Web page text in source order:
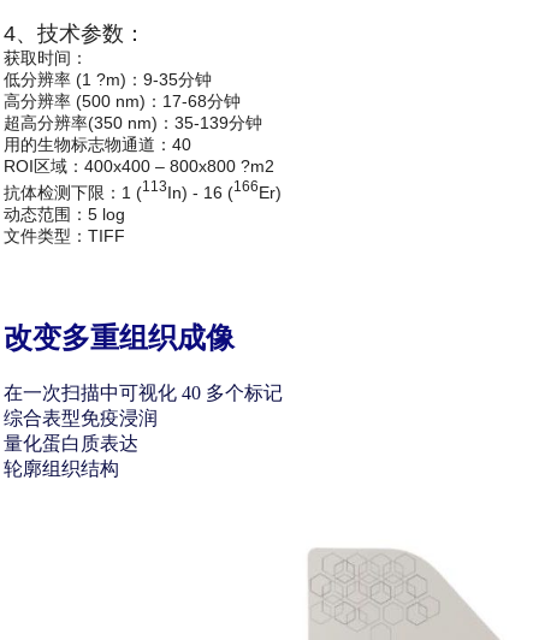
4、技术参数：
获取时间：
低分辨率 (1 ?m)：9-35分钟
高分辨率 (500 nm)：17-68分钟
超高分辨率(350 nm)：35-139分钟
用的生物标志物通道：40
ROI区域：400x400 – 800x800 ?m2
抗体检测下限：1 (113In) - 16 (166Er)
动态范围：5 log
文件类型：TIFF
改变多重组织成像
在一次扫描中可视化 40 多个标记
综合表型免疫浸润
量化蛋白质表达
轮廓组织结构